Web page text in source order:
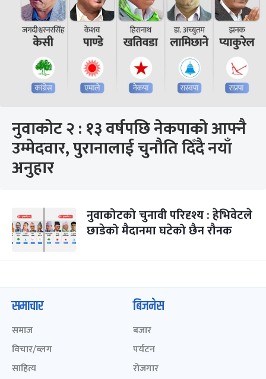
नुवाकोट २ : १३ वर्षपछि नेकपाको आफ्नै
उम्मेदवार, पुरानालाई चुनौति दिँदै नयाँ
अनुहार
नुवाकोटको चुनावी परिदृश्य : हेभिवेटले
छाडेको मैदानमा घटेको छैन रौनक
समाचार
समाज
विचार/ब्लग
साहित्य
बिजनेस
बजार
पर्यटन
रोजगार